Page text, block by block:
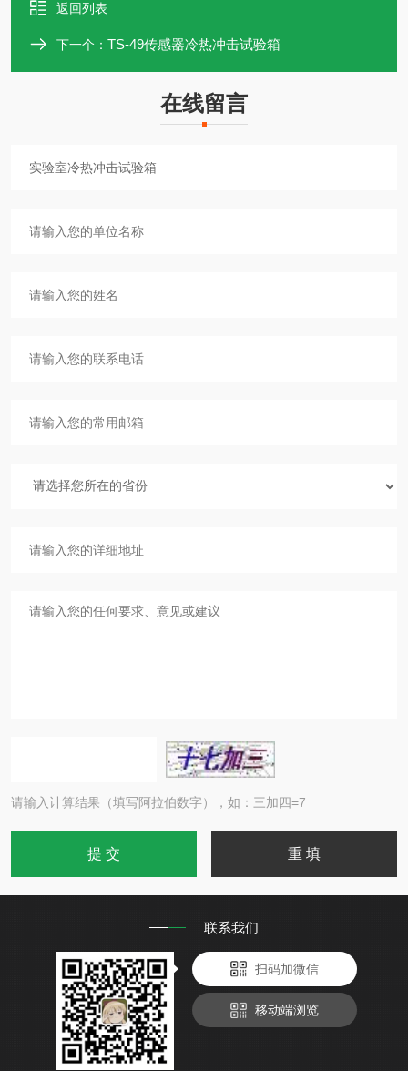
返回列表
下一个： TS-49传感器冷热冲击试验箱
在线留言
请输入计算结果（填写阿拉伯数字），如：三加四=7
联系我们
扫码加微信
移动端浏览